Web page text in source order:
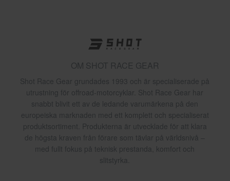
OM SHOT RACE GEAR
Shot Race Gear grundades 1993 och är specialiserade på
utrustning för offroad-motorcyklar. Shot Race Gear har
snabbt blivit ett av de ledande varumärkena på den
europeiska marknaden med ett komplett och specialiserat
produktsortiment. Produkterna är utvecklade för att klara
de högsta kraven från förare som tävlar på världsnivå –
med fullt fokus på teknisk prestanda, komfort och
slitstyrka.